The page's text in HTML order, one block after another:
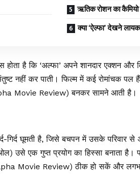
ऋतिक रोशन का कैमियो
क्या ‘ऐल्फा’ देखने
होता है कि ‘अल्फा’ अपने शानदार एक्शन
नहीं कर पाती। फिल्म में कई रोमांचक
Movie Review) बनकर सामने आती है।
गिर्द घूमती है, जिसे बचपन में उसके परिवार
उसे एक गुप्त प्रयोग का हिस्सा बनाता
Movie Review) ठीक हो सकें और